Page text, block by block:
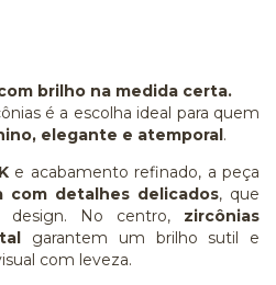
brilho na medida certa.
é a escolha ideal para quem
elegante e atemporal.
e acabamento refinado, a peça
com detalhes delicados, que
design. No centro, zircônias
garantem um brilho sutil e
com leveza.